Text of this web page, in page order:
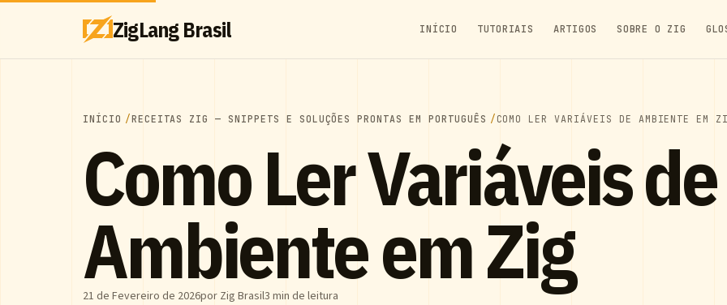
ZigLang Brasil INÍCIO TUTORIAIS ARTIGOS SOBRE O ZIG
INÍCIO RECEITAS ZIG — SNIPPETS E SOLUÇÕES PRONTAS EM PORTUGUÊS COMO LER VARIÁVEIS DE AMBIENTE EM
Como Ler Variáveis de
Ambiente em Zig
21 de Fevereiro de 2026por Zig Brasil3 min de leitura